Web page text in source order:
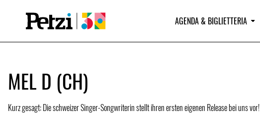
AGENDA & BIGLIETTERIA
MEL D (CH)
Kurz gesagt: Die schweizer Singer-Songwriterin stellt ihren ersten eigenen Release bei uns vor!